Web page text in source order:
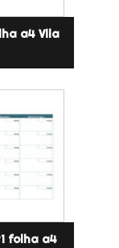
a4 Vila
folha a4